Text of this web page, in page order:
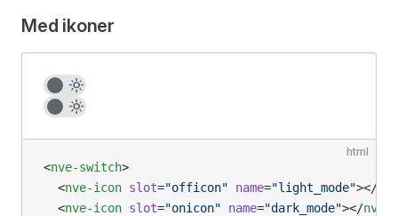
Med ikoner
html
<nve-switch>
  <
nve-icon slot="officon" name="light_mode"></
  <
nve-icon slot="onicon" name="dark_mode"></nve-